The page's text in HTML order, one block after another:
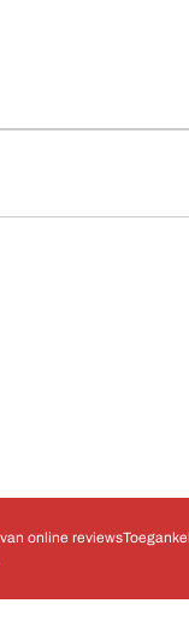
online reviews